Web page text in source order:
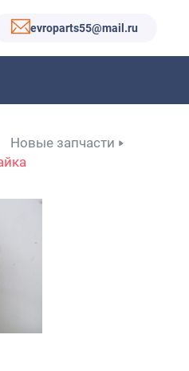
evroparts55@mail.ru
Новые запчасти